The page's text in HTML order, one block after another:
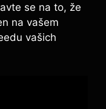
se na to, že
na vašem
vašich